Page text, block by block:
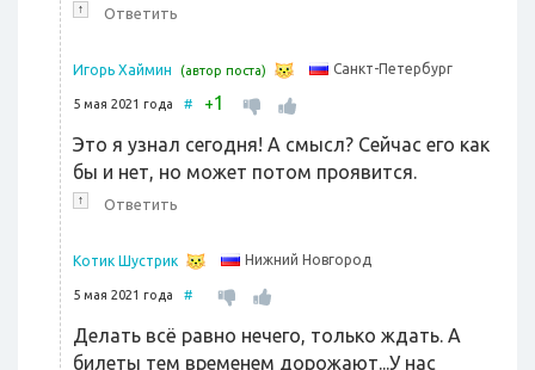
↑ Ответить
Игорь Хаймин (автор поста) Санкт-Петербург
5 мая 2021 года # +1
Это я узнал сегодня! А смысл? Сейчас его как
бы и нет, но может потом проявится.
↑ Ответить
Котик Шустрик Нижний Новгород
5 мая 2021 года #
Делать всё равно нечего, только ждать. А
билеты тем временем дорожают...У нас